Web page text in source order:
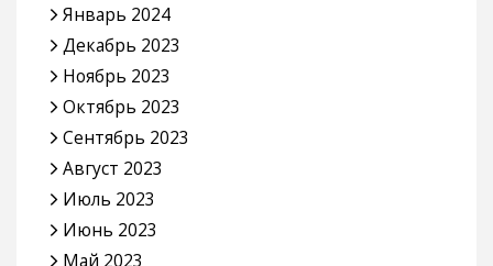
Январь 2024
Декабрь 2023
Ноябрь 2023
Октябрь 2023
Сентябрь 2023
Август 2023
Июль 2023
Июнь 2023
Май 2023